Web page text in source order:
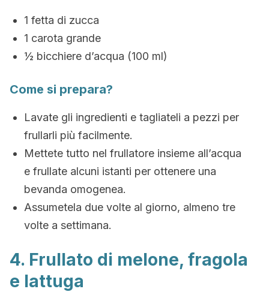
1 fetta di zucca
1 carota grande
½ bicchiere d’acqua (100 ml)
Come si prepara?
Lavate gli ingredienti e tagliateli a pezzi per
frullarli più facilmente.
Mettete tutto nel frullatore insieme all’acqua
e frullate alcuni istanti per ottenere una
bevanda omogenea.
Assumetela due volte al giorno, almeno tre
volte a settimana.
4. Frullato di melone, fragola
e lattuga